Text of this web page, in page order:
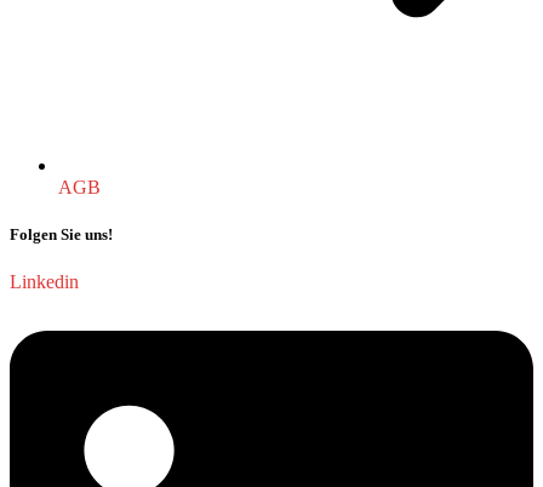
AGB
Folgen Sie uns!
Linkedin